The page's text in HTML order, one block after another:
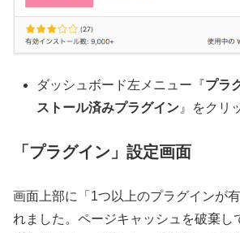
ダッシュボード左メニュー『プラ
ストール済みプラグイン 』をクリ
「プラグイン」設定画面
画面上部に「1つ以上のプラグインが
れました。ページキャッシュを破棄し